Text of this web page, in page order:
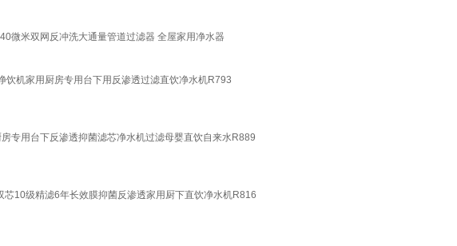
微米双网反冲洗大通量管道过滤器 全屋家用净水器
机家用厨房专用台下用反渗透过滤直饮净水机R793
专用台下反渗透抑菌滤芯净水机过滤母婴直饮自来水R889
10级精滤6年长效膜抑菌反渗透家用厨下直饮净水机R816